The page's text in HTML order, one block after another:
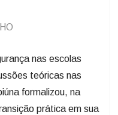
nas escolas
teóricas nas
formalizou, na
prática em sua